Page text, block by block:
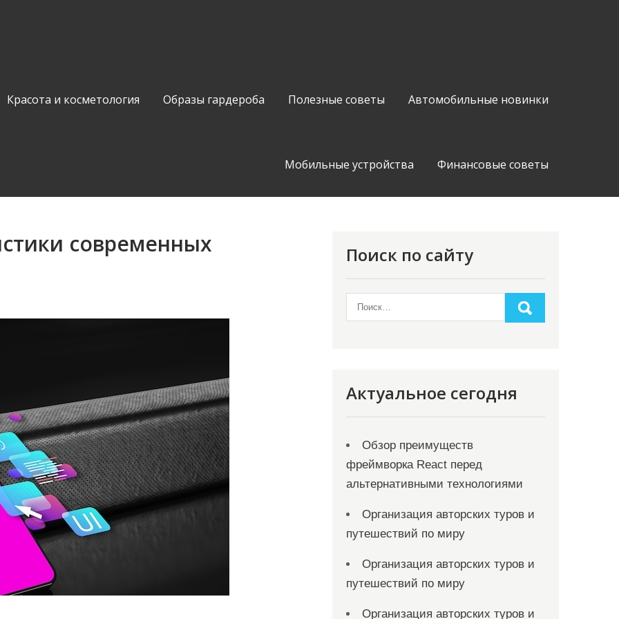
Красота и косметология Образы гардероба Полезные советы Автомобильные новинки
Мобильные устройства Финансовые советы
современных
Поиск по сайту
Актуальное сегодня
Обзор преимуществ
фреймворка React перед
альтернативными технологиями
Организация авторских туров и
путешествий по миру
Организация авторских туров и
путешествий по миру
Организация авторских туров и